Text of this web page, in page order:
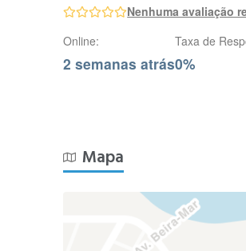
Nenhuma avaliação
Online:
2 semanas atrás
Taxa de
0%
Mapa